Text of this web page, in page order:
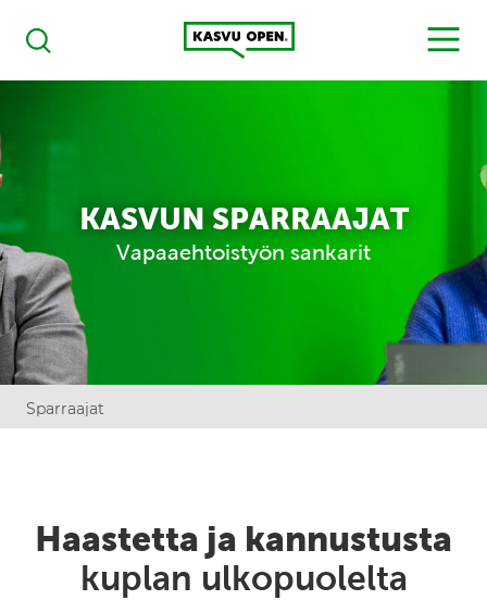
Haku
Kasvu Open
MENU
KASVUN SPARRAAJAT
Vapaaehtoistyön sankarit
Sparraajat
Haastetta ja kannustusta
kuplan ulkopuolelta